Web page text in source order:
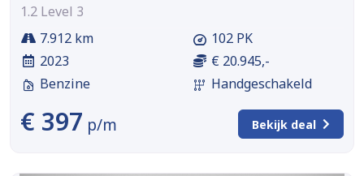
1.2 Level 3
7.912 km
2023
Benzine
102 PK
€ 20.945,-
Handgeschakeld
€ 397 p/m Bekijk deal